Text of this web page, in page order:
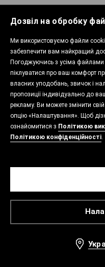
Дозвіл на обробку
Ми використовуємо файли
забезпечити вам найкращий
Погоджуючись з усіма
піклуватися про ваш комфорт
власних уподобань, звичок і
пропозиції індивідуально до
рекламу. Ви можете змінити
опцію «Налаштування». Щоб
ознайомитися з Політикою
Політикою конфіденційності.